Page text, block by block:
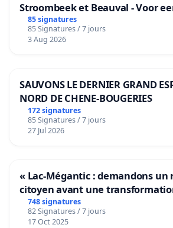
Stroombeek et Beauval - Voor
bediening van de wijken
Voor
85 signatures
85 Signatures / 7 jours
3 Aug 2026
SAUVONS LE DERNIER GRAND
NORD DE CHENE-BOUGERIES
172 signatures
85 Signatures / 7 jours
27 Jul 2026
« Lac-Mégantic : demandons
citoyen avant une
de notre territoire »
748 signatures
82 Signatures / 7 jours
17 Oct 2025